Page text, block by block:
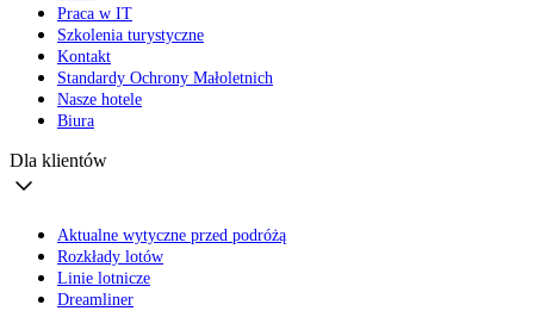
Praca w IT
Szkolenia turystyczne
Kontakt
Standardy Ochrony Małoletnich
Nasze hotele
Biura
Dla klientów
Aktualne wytyczne przed podróżą
Rozkłady lotów
Linie lotnicze
Dreamliner